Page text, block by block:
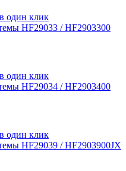
один клик
HF29033 / HF2903300
один клик
HF29034 / HF2903400
один клик
HF29039 / HF2903900JX